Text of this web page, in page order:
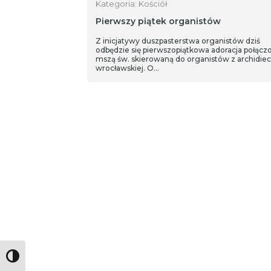
Toggle High Contrast
Kategoria: Kościół
Pierwszy piątek organistów
Z inicjatywy duszpasterstwa organistów dziś
odbędzie się pierwszopiątkowa adoracja
mszą św. skierowaną do organistów z
wrocławskiej. O…